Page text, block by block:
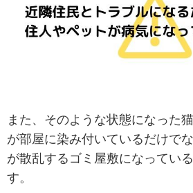
また、そのような状態になった
が部屋に染み付いているだけで
が散乱するゴミ屋敷になってい
す。